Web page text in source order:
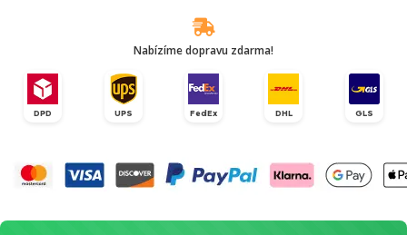
Nabízíme dopravu zdarma!
DPD UPS FedEx DHL GLS